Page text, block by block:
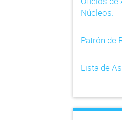
Núcleos.
Patrón de
Lista de